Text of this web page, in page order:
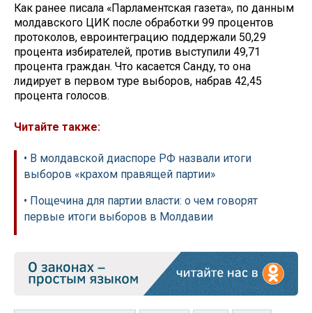
Как ранее писала «Парламентская газета», по данным
молдавского ЦИК после обработки 99 процентов
протоколов, евроинтеграцию поддержали 50,29
процента избирателей, против выступили 49,71
процента граждан. Что касается Санду, то она
лидирует в первом туре выборов, набрав 42,45
процента голосов.
Читайте также:
• В молдавской диаспоре РФ назвали итоги
выборов «крахом правящей партии»
• Пощечина для партии власти: о чем говорят
первые итоги выборов в Молдавии